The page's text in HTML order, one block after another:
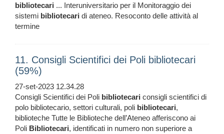
bibliotecari ... Interuniversitario per il Monitoraggio dei
sistemi bibliotecari di ateneo. Resoconto delle attività al
termine
11. Consigli Scientifici dei Poli bibliotecari
(59%)
27-set-2023 12.34.28
Consigli Scientifici dei Poli bibliotecari consigli scientifici di
polo bibliotecario, settori culturali, poli bibliotecari,
biblioteche Tutte le Biblioteche dell’Ateneo afferiscono ai
Poli Bibliotecari, identificati in numero non superiore a